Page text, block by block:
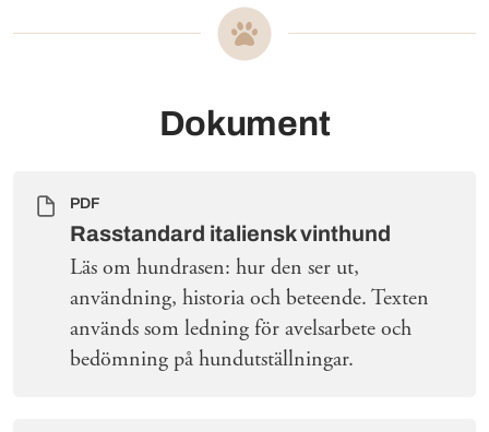
Dokument
PDF
Rasstandard italiensk vinthund
Läs om hundrasen: hur den ser ut,
användning, historia och beteende. Texten
används som ledning för avelsarbete och
bedömning på hundutställningar.